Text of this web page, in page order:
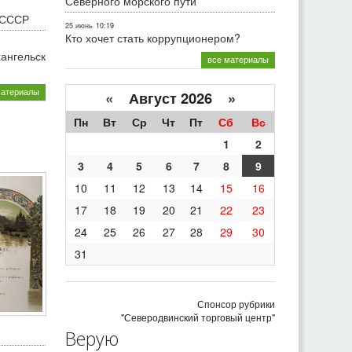
25 июнь 10:19
Кто хочет стать коррупционером?
все материалы
« Август 2026 »
Пн Вт Ср Чт Пт Сб
Вс
1
2
3
4 5 6 7 8
9
10
11 12 13 14 15
16
17
18 19 20 21 22
23
24
25 26 27 28 29
30
31
Спонсор рубрики
"Северодвинский торговый центр"
Верую